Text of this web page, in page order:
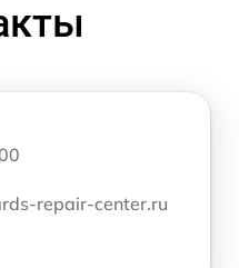
repair-center.ru